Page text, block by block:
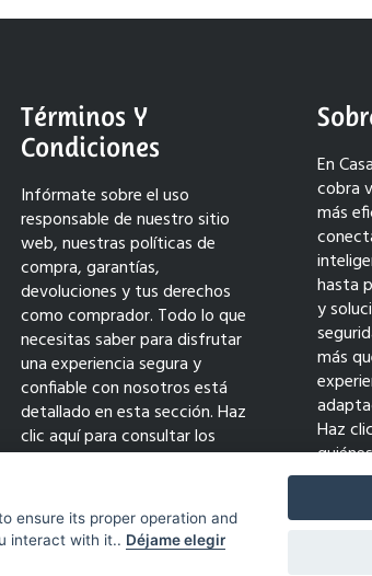
Términos Y
Condiciones
Infórmate sobre el uso
responsable de nuestro sitio
web, nuestras políticas de
compra, garantías,
devoluciones y tus derechos
como comprador. Todo lo que
necesitas saber para disfrutar
una experiencia segura y
confiable con nosotros está
detallado en esta sección. Haz
clic aquí para consultar los
términos completos y comprar
En
cobra
más
hasta
y
más
Haz
ensure its proper operation and
interact with it.. Déjame elegir